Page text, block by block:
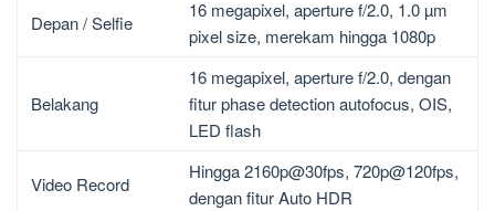
Depan / Selfie
16 megapixel, aperture f/2.0, 1.0 µm
pixel size, merekam hingga 1080p
Belakang
16 megapixel, aperture f/2.0, dengan
fitur phase detection autofocus, OIS,
LED flash
Video Record
Hingga 2160p@30fps, 720p@120fps,
dengan fitur Auto HDR